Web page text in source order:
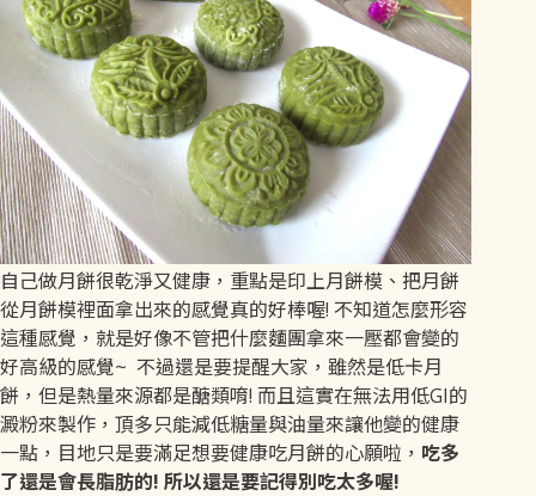
自己做月餅很乾淨又健康，重點是印上月餅模、把月餅
從月餅模裡面拿出來的感覺真的好棒喔! 不知道怎麼形容
這種感覺，就是好像不管把什麼麵團拿來一壓都會變的
好高級的感覺~ 不過還是要提醒大家，雖然是低卡月
餅，但是熱量來源都是醣類唷! 而且這實在無法用低GI的
澱粉來製作，頂多只能減低糖量與油量來讓他變的健康
一點，目地只是要滿足想要健康吃月餅的心願啦， 吃多
了還是會長脂肪的! 所以還是要記得別吃太多喔!